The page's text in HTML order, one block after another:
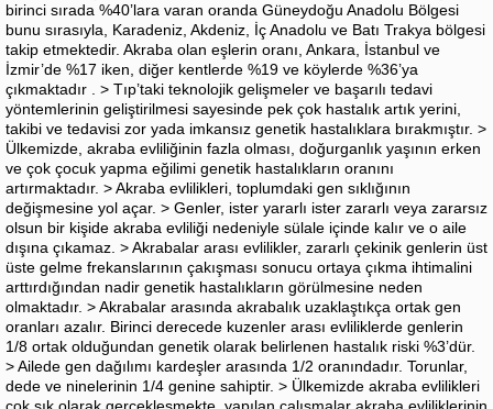
birinci sırada %40’lara varan oranda Güneydoğu Anadolu Bölgesi
bunu sırasıyla, Karadeniz, Akdeniz, İç Anadolu ve Batı Trakya bölgesi
takip etmektedir. Akraba olan eşlerin oranı, Ankara, İstanbul ve
İzmir’de %17 iken, diğer kentlerde %19 ve köylerde %36’ya
çıkmaktadır . > Tıp’taki teknolojik gelişmeler ve başarılı tedavi
yöntemlerinin geliştirilmesi sayesinde pek çok hastalık artık yerini,
takibi ve tedavisi zor yada imkansız genetik hastalıklara bırakmıştır. >
Ülkemizde, akraba evliliğinin fazla olması, doğurganlık yaşının erken
ve çok çocuk yapma eğilimi genetik hastalıkların oranını
artırmaktadır. > Akraba evlilikleri, toplumdaki gen sıklığının
değişmesine yol açar. > Genler, ister yararlı ister zararlı veya zararsız
olsun bir kişide akraba evliliği nedeniyle sülale içinde kalır ve o aile
dışına çıkamaz. > Akrabalar arası evlilikler, zararlı çekinik genlerin üst
üste gelme frekanslarının çakışması sonucu ortaya çıkma ihtimalini
arttırdığından nadir genetik hastalıkların görülmesine neden
olmaktadır. > Akrabalar arasında akrabalık uzaklaştıkça ortak gen
oranları azalır. Birinci derecede kuzenler arası evliliklerde genlerin
1/8 ortak olduğundan genetik olarak belirlenen hastalık riski %3’dür.
> Ailede gen dağılımı kardeşler arasında 1/2 oranındadır. Torunlar,
dede ve ninelerinin 1/4 genine sahiptir. > Ülkemizde akraba evlilikleri